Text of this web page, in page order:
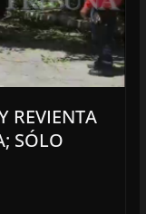
REVIENTA
SÓLO